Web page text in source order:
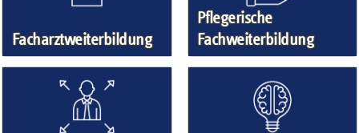
Facharztweiterbildung
Pflegerische
Fachweiterbildung